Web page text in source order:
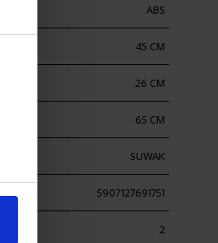
ABS
45 CM
26 CM
65 CM
SUWAK
5907127691751
2